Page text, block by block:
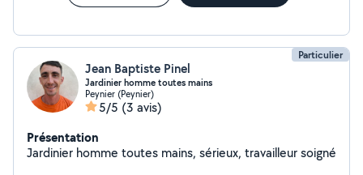
Particulier
Jean Baptiste Pinel
Jardinier homme toutes mains
Peynier (Peynier)
5/5 (3 avis)
Présentation
Jardinier homme toutes mains, sérieux, travailleur soigné